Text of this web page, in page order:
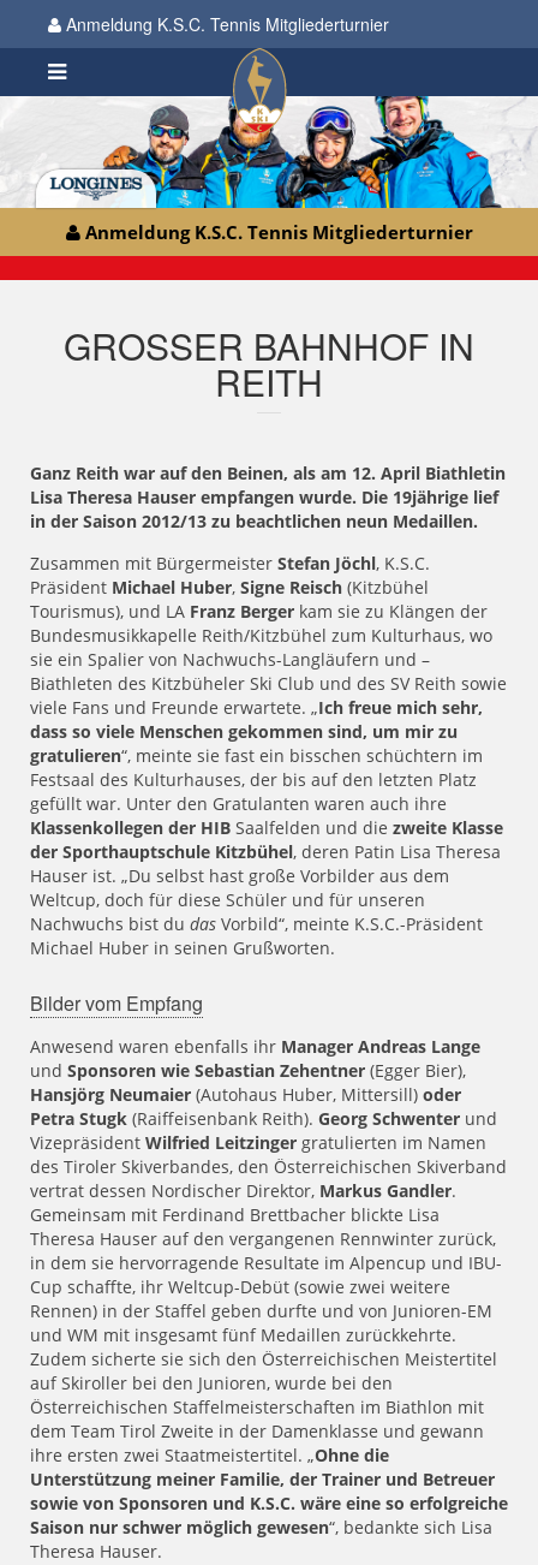
Anmeldung K.S.C. Tennis Mitgliederturnier
Anmeldung K.S.C. Tennis Mitgliederturnier
GROSSER BAHNHOF IN
REITH
Ganz Reith war auf den Beinen, als am 12. April Biathletin
Lisa Theresa Hauser empfangen wurde. Die 19jährige lief
in der Saison 2012/13 zu beachtlichen neun Medaillen.
Zusammen mit Bürgermeister Stefan Jöchl, K.S.C.
Präsident Michael Huber, Signe Reisch (Kitzbühel
Tourismus), und LA Franz Berger kam sie zu Klängen der
Bundesmusikkapelle Reith/Kitzbühel zum Kulturhaus, wo
sie ein Spalier von Nachwuchs-Langläufern und –
Biathleten des Kitzbüheler Ski Club und des SV Reith sowie
viele Fans und Freunde erwartete. „Ich freue mich sehr,
dass so viele Menschen gekommen sind, um mir zu
gratulieren“, meinte sie fast ein bisschen schüchtern im
Festsaal des Kulturhauses, der bis auf den letzten Platz
gefüllt war. Unter den Gratulanten waren auch ihre
Klassenkollegen der HIB Saalfelden und die zweite Klasse
der Sporthauptschule Kitzbühel, deren Patin Lisa Theresa
Hauser ist. „Du selbst hast große Vorbilder aus dem
Weltcup, doch für diese Schüler und für unseren
Nachwuchs bist du das Vorbild“, meinte K.S.C.-Präsident
Michael Huber in seinen Grußworten.
Bilder vom Empfang
Anwesend waren ebenfalls ihr Manager Andreas Lange
und Sponsoren wie Sebastian Zehentner (Egger Bier),
Hansjörg Neumaier (Autohaus Huber, Mittersill) oder
Petra Stugk (Raiffeisenbank Reith). Georg Schwenter und
Vizepräsident Wilfried Leitzinger gratulierten im Namen
des Tiroler Skiverbandes, den Österreichischen Skiverband
vertrat dessen Nordischer Direktor, Markus Gandler.
Gemeinsam mit Ferdinand Brettbacher blickte Lisa
Theresa Hauser auf den vergangenen Rennwinter zurück,
in dem sie hervorragende Resultate im Alpencup und IBU-
Cup schaffte, ihr Weltcup-Debüt (sowie zwei weitere
Rennen) in der Staffel geben durfte und von Junioren-EM
und WM mit insgesamt fünf Medaillen zurückkehrte.
Zudem sicherte sie sich den Österreichischen Meistertitel
auf Skiroller bei den Junioren, wurde bei den
Österreichischen Staffelmeisterschaften im Biathlon mit
dem Team Tirol Zweite in der Damenklasse und gewann
ihre ersten zwei Staatmeistertitel. „Ohne die
Unterstützung meiner Familie, der Trainer und Betreuer
sowie von Sponsoren und K.S.C. wäre eine so erfolgreiche
Saison nur schwer möglich gewesen“, bedankte sich Lisa
Theresa Hauser.